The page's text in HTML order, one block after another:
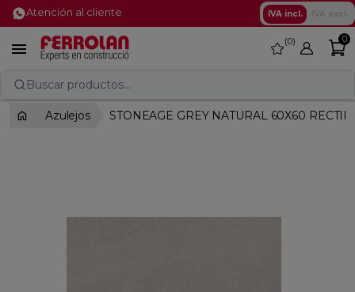
Atención al cliente IVA incl.
 favorite
0 0
Buscar productos...
Azulejos STONEAGE GREY NATURAL 60X60